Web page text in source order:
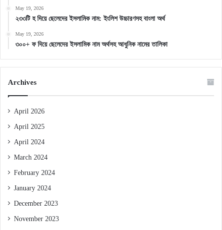
May 19, 2026
২৩৩টি হ দিয়ে ছেলেদের ইসলামিক নাম: ইংলিশ উচ্চারণসহ বাংলা অর্থ
May 19, 2026
৩০০+ ফ দিয়ে ছেলেদের ইসলামিক নাম অর্থসহ আধুনিক নামের তালিকা
Archives
April 2026
April 2025
April 2024
March 2024
February 2024
January 2024
December 2023
November 2023